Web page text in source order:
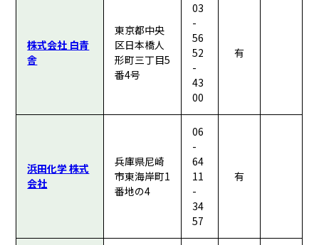
株式会社 白青
舎
東京都中央
区日本橋人
形町三丁目5
番4号
03
-
56
52
-
43
00
有
浜田化学 株式
会社
兵庫県尼崎
市東海岸町1
番地の4
06
-
64
11
-
34
57
有